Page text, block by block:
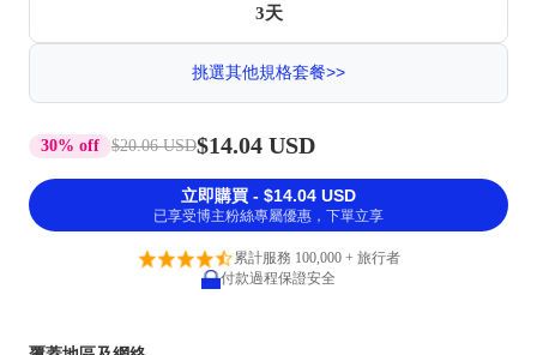
3天
挑選其他規格套餐>>
30% off $20.06 USD$14.04 USD
立即購買 - $14.04 USD
已享受博主粉絲專屬優惠，下單立享
累計服務 100,000 + 旅行者
付款過程保證安全